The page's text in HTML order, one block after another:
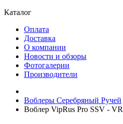
Каталог
Оплата
Доставка
О компании
Новости и обзоры
Фотогалерии
Производители
Воблеры Серебряный Ручей
Воблер VipRus Pro SSV -